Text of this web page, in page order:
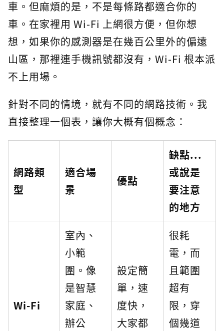
車。但麻煩的是，不是每條路都適合你的
車。在家裡用 Wi-Fi 上網很方便，但你想
想，如果你的感測器是在幾百公里外的偏遠
山區，那裡連手機訊號都沒有，Wi-Fi 根本派
不上用場。
針對不同的情境，就有不同的網路技術。我
直接整理一個表，讓你大概有個概念：
網路類
型
適合場
景
優點
缺點...
或說是
要注意
的地方
Wi-Fi
室內、
小範
圍。像
是智慧
家庭、
辦公
設定簡
單，速
度快，
大家都
很耗
電，而
且範圍
超有
限，穿
個幾道